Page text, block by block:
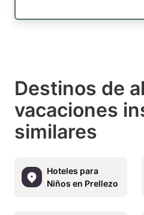
Destinos de
vacaciones
similares
Hoteles para
Niños en Prellezo